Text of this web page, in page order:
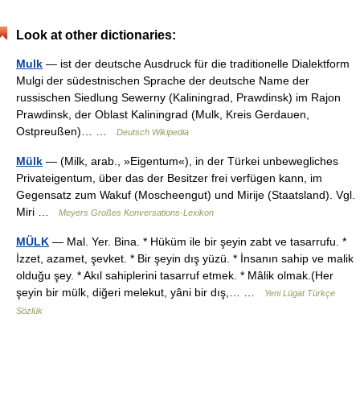
Look at other dictionaries:
Mulk — ist der deutsche Ausdruck für die traditionelle Dialektform
Mulgi der südestnischen Sprache der deutsche Name der
russischen Siedlung Sewerny (Kaliningrad, Prawdinsk) im Rajon
Prawdinsk, der Oblast Kaliningrad (Mulk, Kreis Gerdauen,
Ostpreußen)… …
Deutsch Wikipedia
Mülk — (Milk, arab., »Eigentum«), in der Türkei unbewegliches
Privateigentum, über das der Besitzer frei verfügen kann, im
Gegensatz zum Wakuf (Moscheengut) und Mirije (Staatsland). Vgl.
Miri …
Meyers Großes Konversations-Lexikon
MÜLK — Mal. Yer. Bina. * Hüküm ile bir şeyin zabt ve tasarrufu. *
İzzet, azamet, şevket. * Bir şeyin dış yüzü. * İnsanın sahip ve malik
olduğu şey. * Akıl sahiplerini tasarruf etmek. * Mâlik olmak.(Her
şeyin bir mülk, diğeri melekut, yâni bir dış,… …
Yeni Lügat Türkçe
Sözlük